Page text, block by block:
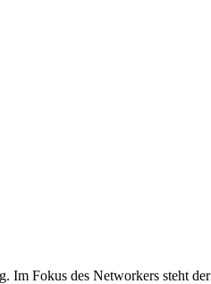
Im Fokus des Networkers steht der